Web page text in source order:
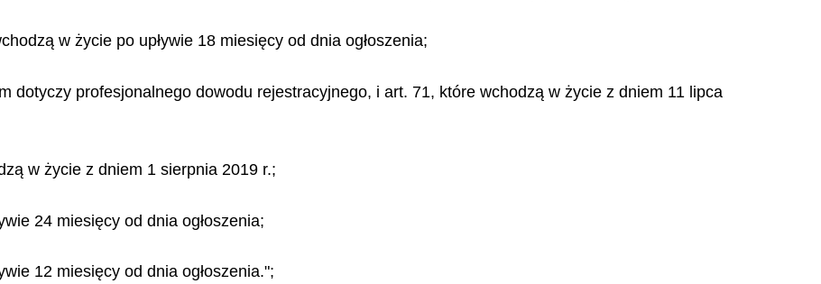
w życie po upływie 18 miesięcy od dnia ogłoszenia;
dotyczy profesjonalnego dowodu rejestracyjnego, i art. 71, które wchodzą w życie z dniem 11 lipca
w życie z dniem 1 sierpnia 2019 r.;
24 miesięcy od dnia ogłoszenia;
12 miesięcy od dnia ogłoszenia.";